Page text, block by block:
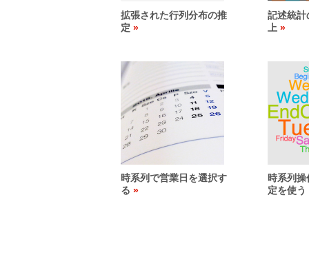
拡張された行列分布の推
定
記述統計
上
時系列で営業日を選択す
る
時系列
定を使う